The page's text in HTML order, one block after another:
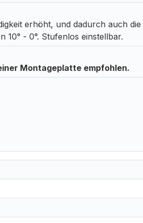
erhöht, und dadurch auch
10° - 0°. Stufenlos einstellbar.
Montageplatte empfohlen.